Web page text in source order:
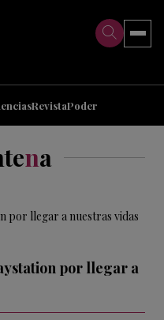
RevistaPoder
na
por llegar a